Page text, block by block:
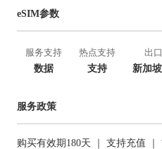
eSIM参数
服务支持
数据
热点支持
支持
出
新加
服务政策
购买有效期180天 ｜ 支持充值